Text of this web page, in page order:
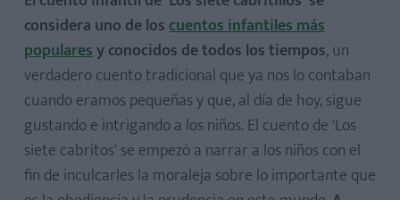
considera uno de loscuentos infantiles más
popularesy conocidos de todos los tiempos, un
verdadero cuento tradicional que ya nos lo contaban
cuando eramos pequeñas y que, al día de hoy, sigue
gustando e intrigando a los niños. El cuento de 'Los
siete cabritos' se empezó a narrar a los niños con el
fin de inculcarles la moraleja sobre lo importante que